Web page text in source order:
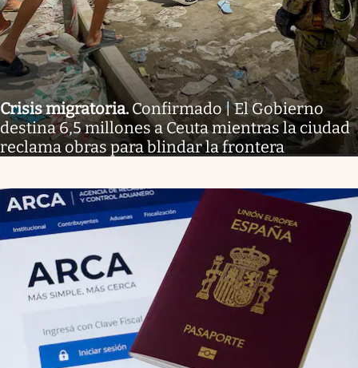
Crisis migratoria. Confirmado | El Gobierno
destina 6,5 millones a Ceuta mientras la ciudad
reclama obras para blindar la frontera